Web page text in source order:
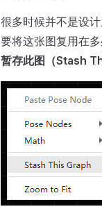
很多时候并不是设
要将这张图复用在
暂存此图（Stash